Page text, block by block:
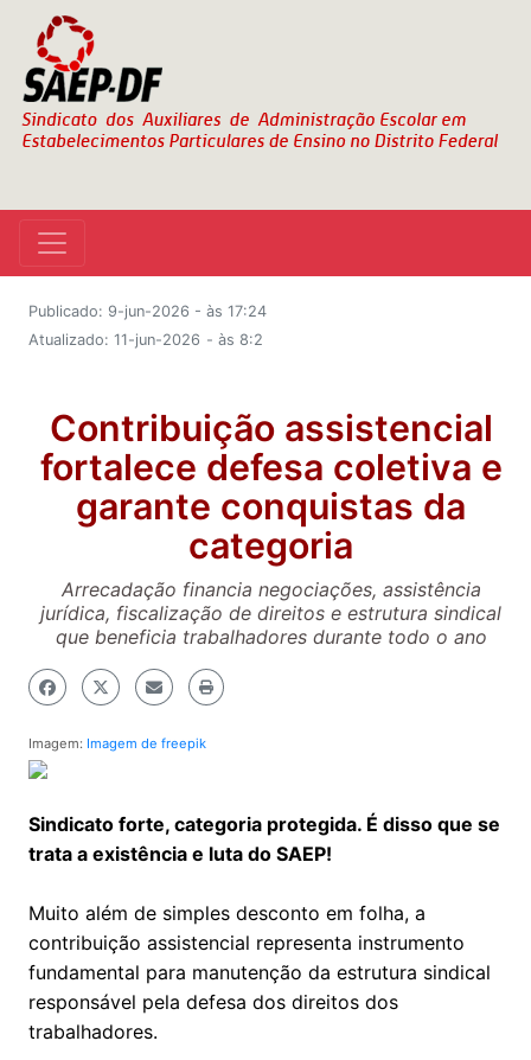
Publicado: 9-jun-2026 - às 17:24
Atualizado: 11-jun-2026 - às 8:2
Contribuição assistencial
fortalece defesa coletiva e
garante conquistas da
categoria
Arrecadação financia negociações, assistência
jurídica, fiscalização de direitos e estrutura sindical
que beneficia trabalhadores durante todo o ano
Imagem: Imagem de freepik
Sindicato forte, categoria protegida. É disso que se
trata a existência e luta do SAEP!
Muito além de simples desconto em folha, a
contribuição assistencial representa instrumento
fundamental para manutenção da estrutura sindical
responsável pela defesa dos direitos dos
trabalhadores.